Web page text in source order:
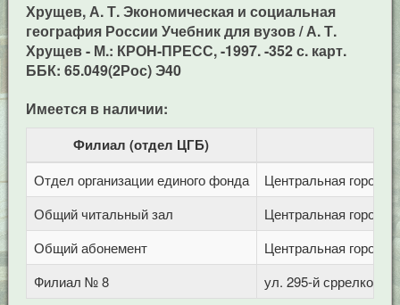
Хрущев, А. Т. Экономическая и социальная
география России Учебник для вузов / А. Т.
Хрущев - М.: КРОH-ПРЕСС, -1997. -352 с. карт.
ББК: 65.049(2Рос) Э40
Имеется в наличии:
Филиал (отдел ЦГБ)
Отдел организации единого фонда
Центральная
Общий читальный зал
Центральная
Общий абонемент
Центральная
Филиал № 8
ул. 295-й сррелковой